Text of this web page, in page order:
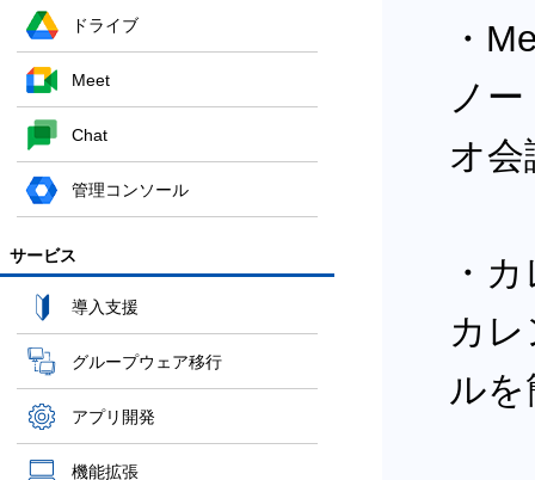
ドライブ
Meet
Chat
管理コンソール
サービス
導入支援
グループウェア移行
アプリ開発
機能拡張
・
ノ
オ会
・
カ
ルを